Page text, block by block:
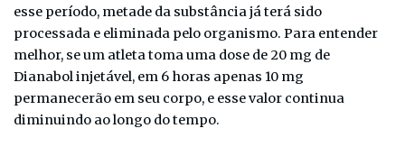
esse período, metade da substância já terá sido
processada e eliminada pelo organismo. Para entender
melhor, se um atleta toma uma dose de 20 mg de
Dianabol injetável, em 6 horas apenas 10 mg
permanecerão em seu corpo, e esse valor continua
diminuindo ao longo do tempo.